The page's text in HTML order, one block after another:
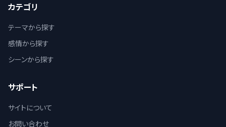
カテゴリ
テーマから探す
感情から探す
シーンから探す
サポート
サイトについて
お問い合わせ